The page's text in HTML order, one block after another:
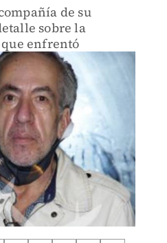
de su
sobre la
enfrentó